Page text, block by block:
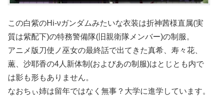
この白紫のHi-νガンダムみたいな衣装は折神茜様直属(実
質は紫配下)の特務警備隊(旧親衛隊メンバー)の制服。
アニメ版刀使ノ巫女の最終話で出てきた真希、寿々花、
薫、沙耶香の4人新体制(およびあの制服)はとじとも内で
は影も形もありません。
なおちぃ姉は留年ではなく無事？大学に進学しています。